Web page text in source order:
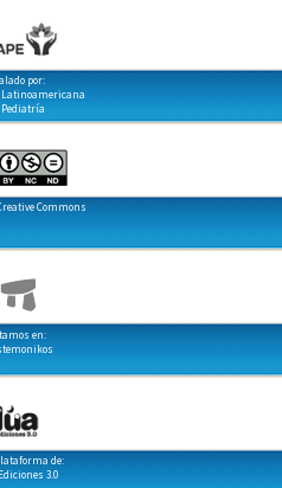
por:
Latinoamericana
Pediatría
Commons
en:
de:
3.0